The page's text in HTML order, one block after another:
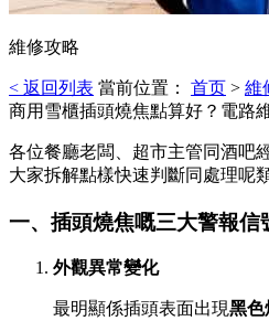
維修攻略
< 返回列表 當前位置： 首页 > 維
商用雪櫃插頭燒焦點算好？電路
各位餐廳老闆、超市主管同酒吧
大家拆解點樣快速判斷同處理呢
一、插頭燒焦嘅三大警報信
外觀異常變化
最明顯係插頭表面出現黑色